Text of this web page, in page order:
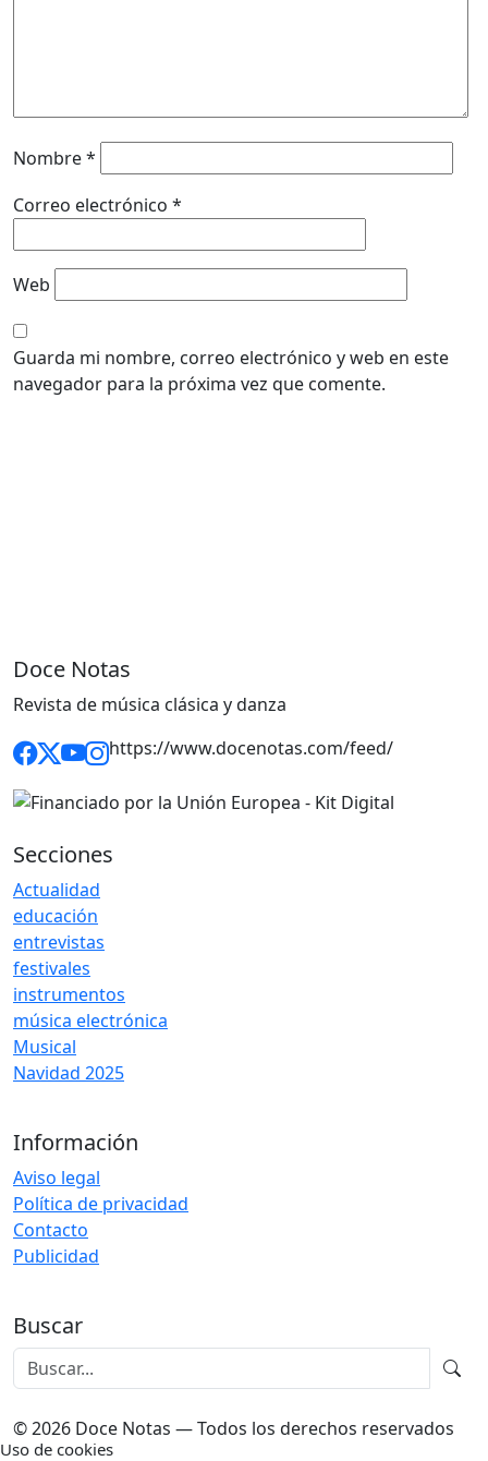
Nombre*
Correo electrónico *
Web
Guarda mi nombre, correo electrónico y web en este
navegador para la próxima vez que comente.
Doce Notas
Revista de música clásica y danza
https://www.docenotas.com/feed/
Secciones
Actualidad
educación
entrevistas
festivales
instrumentos
música electrónica
Musical
Navidad 2025
Información
Aviso legal
Política de privacidad
Contacto
Publicidad
Buscar
© 2026 Doce Notas — Todos los derechos reservados
Uso de cookies